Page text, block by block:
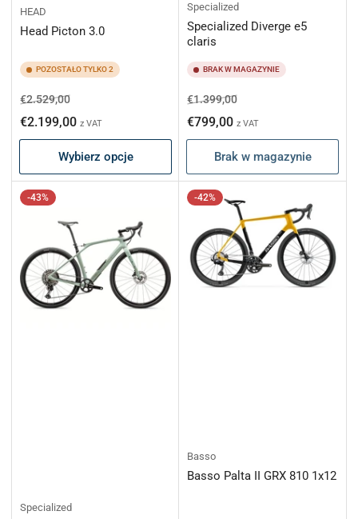
HEAD
Head Picton 3.0
POZOSTAŁO TYLKO 2
Cena
regularna
€2.529,00Cena
promocyjna
€2.199,00 z VAT
Wybierz opcje
Specialized
Specialized Diverge e5
claris
BRAK W MAGAZYNIE
Cena
regularna
€1.399,00Cena
promocyjna
€799,00 z VAT
Brak w magazynie
-43%
Specialized
-42%
Basso
Basso Palta II GRX 810 1x12